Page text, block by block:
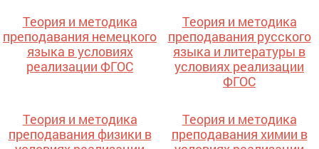
Теория и методика
преподавания немецкого
языка в условиях
реализации ФГОС
Теория и методика
преподавания русского
языка и литературы в
условиях реализации
ФГОС
Теория и методика
преподавания физики в
Теория и методика
преподавания химии в